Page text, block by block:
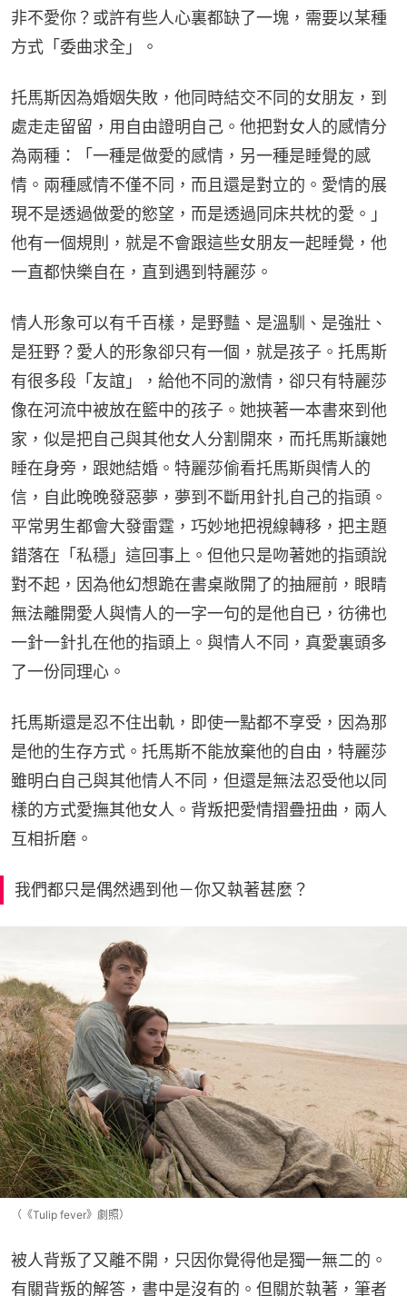
非不愛你？或許有些人心裏都缺了一塊，需要以某種
方式「委曲求全」。
托馬斯因為婚姻失敗，他同時結交不同的女朋友，到
處走走留留，用自由證明自己。他把對女人的感情分
為兩種：「一種是做愛的感情，另一種是睡覺的感
情。兩種感情不僅不同，而且還是對立的。愛情的展
現不是透過做愛的慾望，而是透過同床共枕的愛。」
他有一個規則，就是不會跟這些女朋友一起睡覺，他
一直都快樂自在，直到遇到特麗莎。
情人形象可以有千百樣，是野豔、是溫馴、是強壯、
是狂野？愛人的形象卻只有一個，就是孩子。托馬斯
有很多段「友誼」，給他不同的激情，卻只有特麗莎
像在河流中被放在籃中的孩子。她挾著一本書來到他
家，似是把自己與其他女人分割開來，而托馬斯讓她
睡在身旁，跟她結婚。特麗莎偷看托馬斯與情人的
信，自此晚晚發惡夢，夢到不斷用針扎自己的指頭。
平常男生都會大發雷霆，巧妙地把視線轉移，把主題
錯落在「私穩」這回事上。但他只是吻著她的指頭說
對不起，因為他幻想跪在書桌敞開了的抽屜前，眼睛
無法離開愛人與情人的一字一句的是他自已，彷彿也
一針一針扎在他的指頭上。與情人不同，真愛裏頭多
了一份同理心。
托馬斯還是忍不住出軌，即使一點都不享受，因為那
是他的生存方式。托馬斯不能放棄他的自由，特麗莎
雖明白自己與其他情人不同，但還是無法忍受他以同
樣的方式愛撫其他女人。背叛把愛情摺疊扭曲，兩人
互相折磨。
我們都只是偶然遇到他－你又執著甚麼？
（《Tulip fever》劇照）
被人背叛了又離不開，只因你覺得他是獨一無二的。
有關背叛的解答，書中是沒有的。但關於執著，筆者